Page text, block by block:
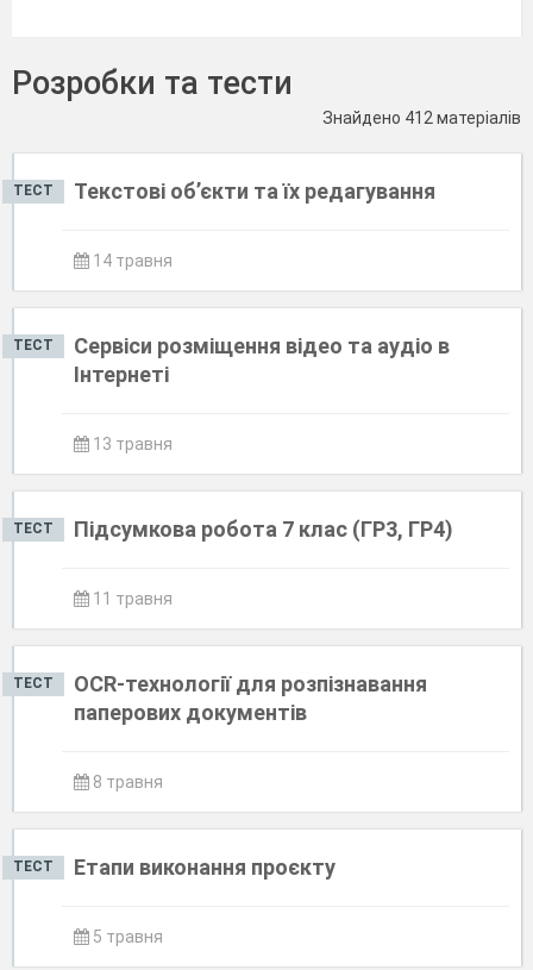
Розробки та тести
Знайдено 412 матеріалів
ТЕСТ Текстові об’єкти та їх редагування
14 травня
ТЕСТ
Сервіси розміщення відео та аудіо в
Інтернеті
13 травня
ТЕСТ Підсумкова робота 7 клас (ГР3, ГР4)
11 травня
ТЕСТ
ОCR-технології для розпізнавання
паперових документів
8 травня
ТЕСТ Етапи виконання проєкту
5 травня